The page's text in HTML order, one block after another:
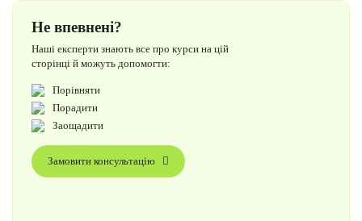
Не впевнені?
Наші експерти знають все про курси на цій
сторінці й можуть допомогти:
Порівняти
Порадити
Заощадити
Замовити консультацію